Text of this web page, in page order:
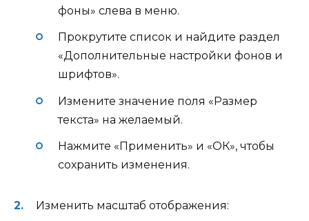
фоны» слева в меню.
Прокрутите список и найдите раздел
«Дополнительные настройки фонов и
шрифтов».
Измените значение поля «Размер
текста» на желаемый.
Нажмите «Применить» и «ОК», чтобы
сохранить изменения.
Изменить масштаб отображения: